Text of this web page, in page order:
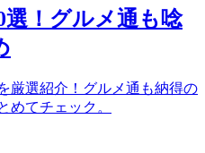
選！グルメ通も唸
厳選紹介！グルメ通も納得の
めてチェック。